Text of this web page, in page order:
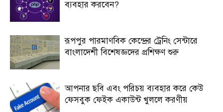
ব্যবহার করবেন?
রূপপুর পারমাণবিক কেন্দ্রের ট্রেনিং সেন্টারে
বাংলাদেশী বিশেষজ্ঞদের প্রশিক্ষণ শুরু
আপনার ছবি এবং পরিচয় ব্যবহার করে কেউ
ফেসবুক ফেইক একাউন্ট খুললে করণীয়